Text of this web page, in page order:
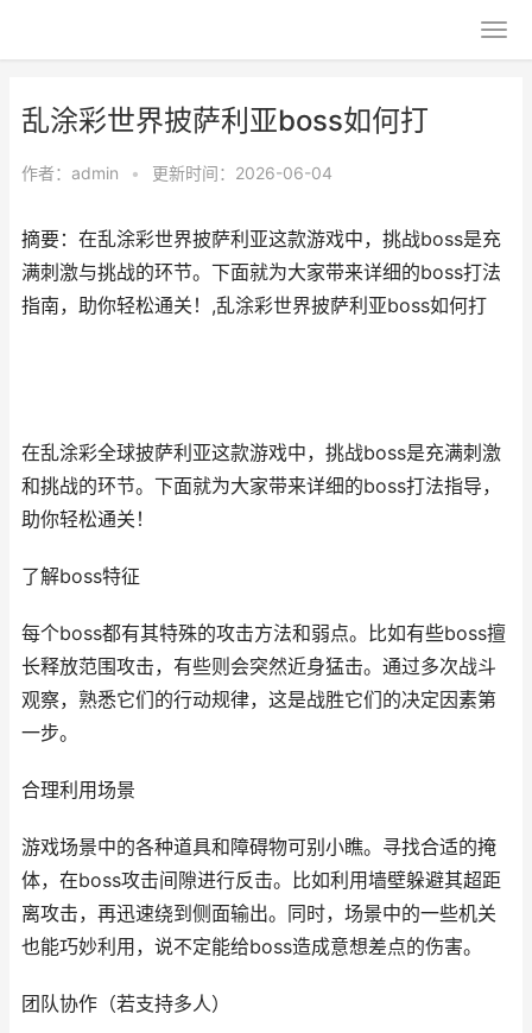
乱涂彩世界披萨利亚boss如何打
作者： admin • 更新时间：2026-06-04
摘要：在乱涂彩世界披萨利亚这款游戏中，挑战boss是充
满刺激与挑战的环节。下面就为大家带来详细的boss打法
指南，助你轻松通关！,乱涂彩世界披萨利亚boss如何打
在乱涂彩全球披萨利亚这款游戏中，挑战boss是充满刺激
和挑战的环节。下面就为大家带来详细的boss打法指导，
助你轻松通关！
了解boss特征
每个boss都有其特殊的攻击方法和弱点。比如有些boss擅
长释放范围攻击，有些则会突然近身猛击。通过多次战斗
观察，熟悉它们的行动规律，这是战胜它们的决定因素第
一步。
合理利用场景
游戏场景中的各种道具和障碍物可别小瞧。寻找合适的掩
体，在boss攻击间隙进行反击。比如利用墙壁躲避其超距
离攻击，再迅速绕到侧面输出。同时，场景中的一些机关
也能巧妙利用，说不定能给boss造成意想差点的伤害。
团队协作（若支持多人）